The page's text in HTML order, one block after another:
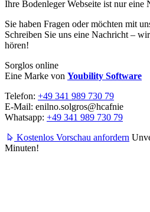
Ihre Bodenleger Webseite ist nur eine
Sie haben Fragen oder möchten mit
Schreiben Sie uns eine Nachricht –
hören!
Sorglos online
Eine Marke von Youbility Software
Telefon: +49 341 989 730 79
E-Mail: enilno.solgros@hcafnie
Whatsapp: +49 341 989 730 79
Kostenlos Vorschau anfordern
Minuten!